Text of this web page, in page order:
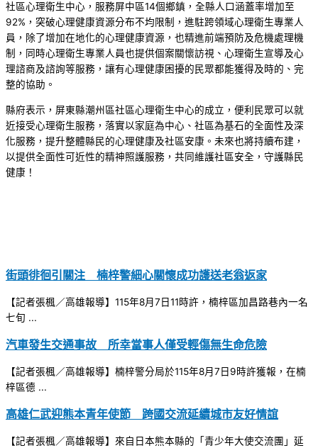
社區心理衛生中心，服務屏中區14個鄉鎮，全縣人口涵蓋率增加至
92%，突破心理健康資源分布不均限制，進駐跨領域心理衛生專業人
員，除了增加在地化的心理健康資源，也精進前端預防及危機處理機
制，同時心理衛生專業人員也提供個案關懷訪視、心理衛生宣導及心
理諮商及諮詢等服務，讓有心理健康困擾的民眾都能獲得及時的、完
整的協助。
縣府表示，屏東縣潮州區社區心理衛生中心的成立，便利民眾可以就
近接受心理衛生服務，落實以家庭為中心、社區為基石的全面性及深
化服務，提升整體縣民的心理健康及社區安康。未來也將持續布建，
以提供全面性可近性的精神照護服務，共同維護社區安全，守護縣民
健康！
街頭徘徊引關注 楠梓警細心關懷成功護送老翁返家
【記者張楓／高雄報導】115年8月7日11時許，楠梓區加昌路巷內一名
七旬 ...
汽車發生交通事故 所幸當事人僅受輕傷無生命危險
【記者張楓／高雄報導】楠梓警分局於115年8月7日9時許獲報，在楠
梓區德 ...
高雄仁武迎熊本青年使節 跨國交流延續城市友好情誼
【記者張楓／高雄報導】來自日本熊本縣的「青少年大使交流團」延